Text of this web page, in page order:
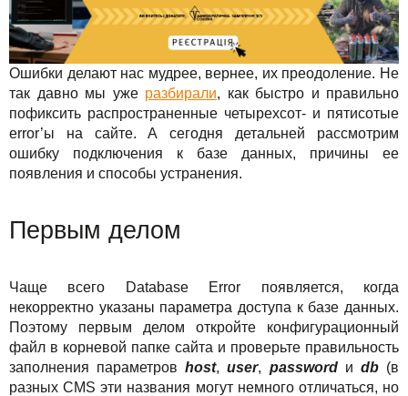
TuchaBackup
TuchaHosting
TuchaSync
Удаленный офис
Реселінг хостингу
Карьера
Контакты
Решения
Для бизнеса
Техподдержка
Инструкции
Авторская колонка
События
Праздники
Ошибки делают нас мудрее, вернее, их преодоление. Не
так давно мы уже разбирали, как быстро и правильно
пофиксить распространенные четырехсот- и пятисотые
error’ы на сайте. А сегодня детальней рассмотрим
ошибку подключения к базе данных, причины ее
появления и способы устранения.
Первым делом
Чаще всего Database Error появляется, когда
некорректно указаны параметра доступа к базе данных.
Поэтому первым делом откройте конфигурационный
файл в корневой папке сайта и проверьте правильность
заполнения параметровhost,user, passwordи db(в
разных CMS эти названия могут немного отличаться, но